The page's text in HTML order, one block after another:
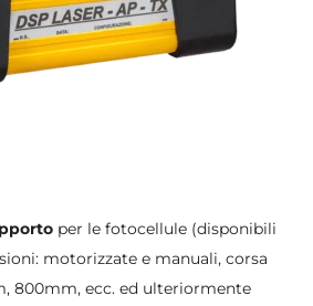
per le fotocellule (disponibili
motorizzate e manuali, corsa
800mm, ecc. ed ulteriormente